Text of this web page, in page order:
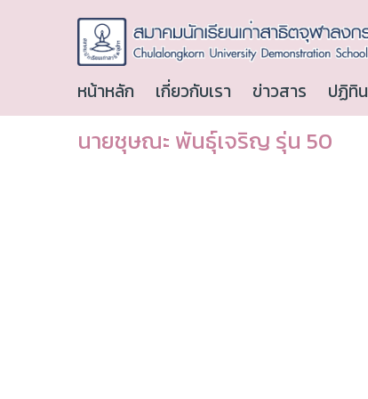
หน้าหลัก เกี่ยวกับเรา ข่าวสาร ปฏิทิน
นายชุษณะ พันธุ์เจริญ รุ่น 50